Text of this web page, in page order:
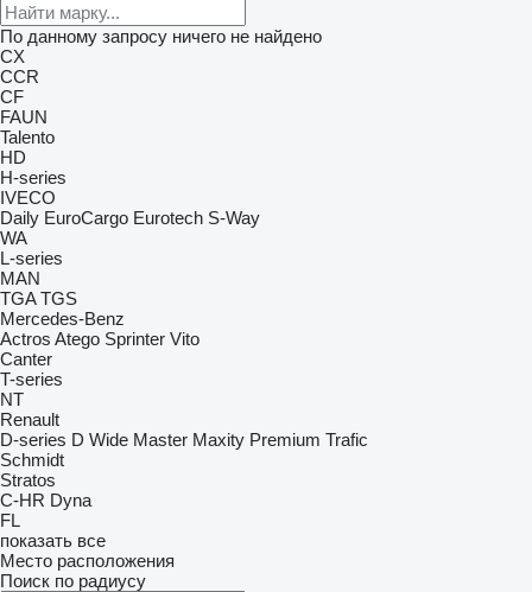
По данному запросу ничего не найдено
CX
CCR
CF
FAUN
Talento
HD
H-series
IVECO
Daily EuroCargo Eurotech S-Way
WA
L-series
MAN
TGA TGS
Mercedes-Benz
Actros Atego Sprinter Vito
Canter
T-series
NT
Renault
D-series D Wide Master Maxity Premium Trafic
Schmidt
Stratos
C-HR Dyna
FL
показать все
Место расположения
Поиск по радиусу